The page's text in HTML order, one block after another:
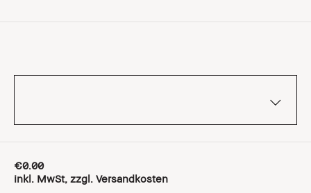
€0.00
inkl. MwSt, zzgl. Versandkosten